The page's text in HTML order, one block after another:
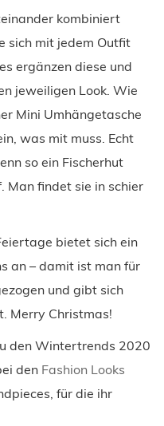
kombiniert
sich mit jedem Outfit
ergänzen diese und
jeweiligen Look. Wie
Mini Umhängetasche
was mit muss. Echt
so ein Fischerhut
Man findet sie in schier
bietet sich ein
an – damit ist man für
und gibt sich
Merry Christmas!
den Wintertrends 2020
den Fashion Looks
für die ihr